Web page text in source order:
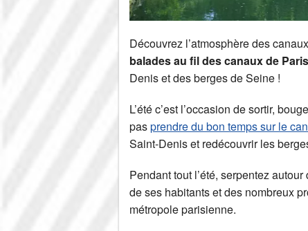
Découvrez l’atmosphère des
balades au fil des canaux de Paris
Denis et des berges de Seine !
L’été c’est l’occasion de sortir,
pasprendre du bon temps sur le
Saint-Denis et redécouvrir les
Pendant tout l’été, serpentez
de ses habitants et des nombreux
métropole parisienne.